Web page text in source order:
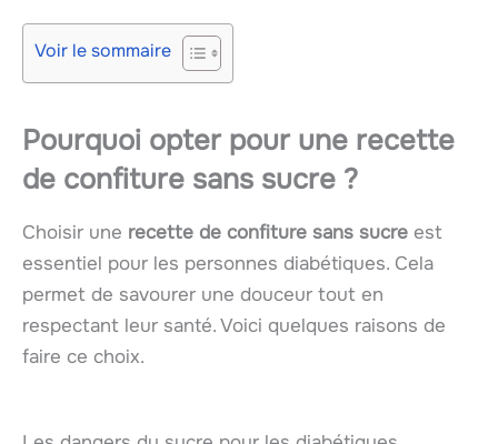
Voir le sommaire
Pourquoi opter pour une recette
de confiture sans sucre ?
Choisir une recette de confiture sans sucre est
essentiel pour les personnes diabétiques. Cela
permet de savourer une douceur tout en
respectant leur santé. Voici quelques raisons de
faire ce choix.